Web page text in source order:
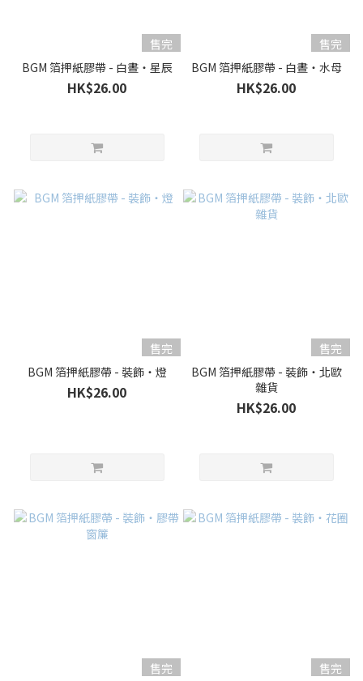
售完
BGM 箔押紙膠帶 - 白晝・星辰
HK$26.00
售完
BGM 箔押紙膠帶 - 白晝・水母
HK$26.00
售完
BGM 箔押紙膠帶 - 裝飾・燈
HK$26.00
售完
BGM 箔押紙膠帶 - 裝飾・北歐
雜貨
HK$26.00
售完 售完